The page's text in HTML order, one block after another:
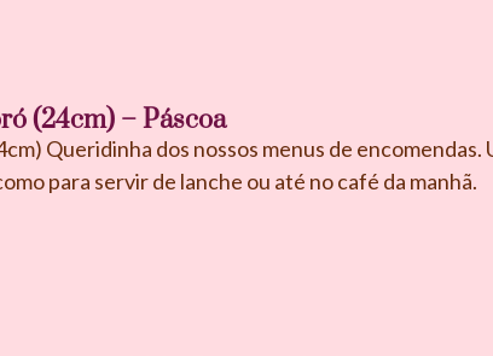
(24cm) – Páscoa
Queridinha dos nossos menus de
para servir de lanche ou até no café da manhã.